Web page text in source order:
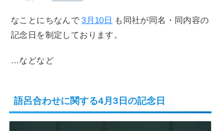
なことにちなんで 3月10日 も同社が同名・同内容の
記念日を制定しております。
…などなど
語呂合わせに関する4月3日の記念日